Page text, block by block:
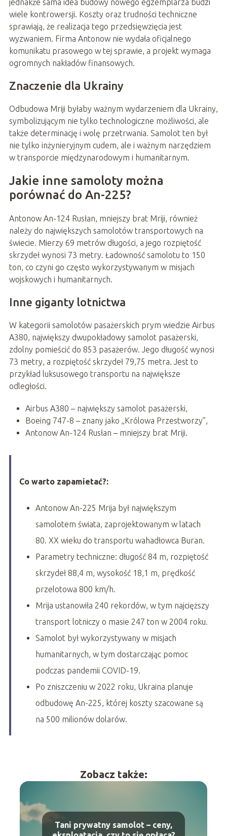
jednakże sama idea budowy nowego egzemplarza budzi
wiele kontrowersji. Koszty oraz trudności techniczne
sprawiają, że realizacja tego przedsięwzięcia jest
wyzwaniem. Firma Antonow nie wydała oficjalnego
komunikatu prasowego w tej sprawie, a projekt wymaga
ogromnych nakładów finansowych.
Znaczenie dla Ukrainy
Odbudowa Mriji byłaby ważnym wydarzeniem dla Ukrainy,
symbolizującym nie tylko technologiczne możliwości, ale
także determinację i wolę przetrwania. Samolot ten był
nie tylko inżynieryjnym cudem, ale i ważnym narzędziem
w transporcie międzynarodowym i humanitarnym.
Jakie inne samoloty można
porównać do An-225?
Antonow An-124 Rusłan, mniejszy brat Mriji, również
należy do największych samolotów transportowych na
świecie. Mierzy 69 metrów długości, a jego rozpiętość
skrzydeł wynosi 73 metry. Ładowność samolotu to 150
ton, co czyni go często wykorzystywanym w misjach
wojskowych i humanitarnych.
Inne giganty lotnictwa
W kategorii samolotów pasażerskich prym wiedzie Airbus
A380, największy dwupokładowy samolot pasażerski,
zdolny pomieścić do 853 pasażerów. Jego długość wynosi
73 metry, a rozpiętość skrzydeł 79,75 metra. Jest to
przykład luksusowego transportu na największe
odległości.
Airbus A380 – największy samolot pasażerski,
Boeing 747-8 – znany jako „Królowa Przestworzy”,
Antonow An-124 Rusłan – mniejszy brat Mriji.
Co warto zapamietać?:
Antonow An-225 Mrija był największym
samolotem świata, zaprojektowanym w latach
80. XX wieku do transportu wahadłowca Buran.
Parametry techniczne: długość 84 m, rozpiętość
skrzydeł 88,4 m, wysokość 18,1 m, prędkość
przelotowa 800 km/h.
Mrija ustanowiła 240 rekordów, w tym najcięższy
transport lotniczy o masie 247 ton w 2004 roku.
Samolot był wykorzystywany w misjach
humanitarnych, w tym dostarczając pomoc
podczas pandemii COVID-19.
Po zniszczeniu w 2022 roku, Ukraina planuje
odbudowę An-225, której koszty szacowane są
na 500 milionów dolarów.
Zobacz także:
Tani prywatny samolot – ceny,